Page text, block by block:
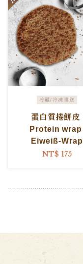
冷藏/冷凍運送
蛋白質捲餅皮
Protein wrap
Eiweiß-Wrap
NT$ 175